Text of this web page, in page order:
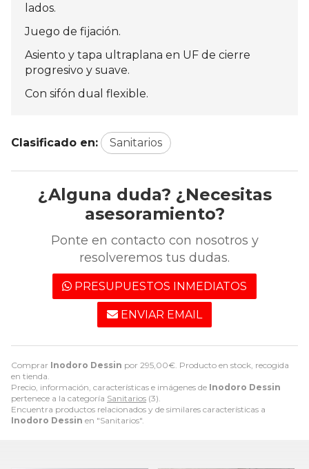
Comprar Inodoro Dessin por 295,00€. Producto en stock, recogida
en tienda.
Precio, información, características e imágenes de Inodoro Dessin
pertenece a la categoría Sanitarios (3).
Encuentra productos relacionados y de similares características a
Inodoro Dessin en "Sanitarios".
lados.
Juego de fijación.
Asiento y tapa ultraplana en UF de cierre
progresivo y suave.
Con sifón dual flexible.
Clasificado en: Sanitarios
¿Alguna duda? ¿Necesitas
asesoramiento?
Ponte en contacto con nosotros y
resolveremos tus dudas.
PRESUPUESTOS INMEDIATOS
ENVIAR EMAIL